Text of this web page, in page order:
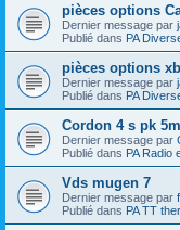
pièces options
Dernier message par
Publié dans PA
pièces options
Dernier message par
Publié dans PA
Cordon 4 s pk
Dernier message par
Publié dans PA Radio
Vds mugen 7
Dernier message par
Publié dans PA TT